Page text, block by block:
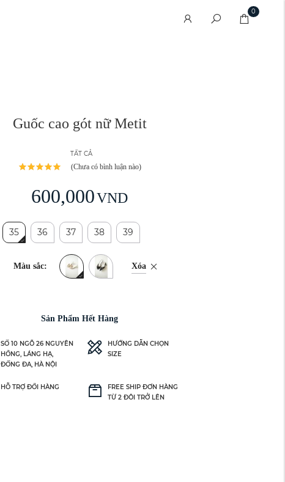
0
Guốc cao gót nữ Metit
TẤT CẢ
(Chưa có bình luận nào)
600,000VND
35 36 37 38 39
Màu sắc: Xóa
Sản Phẩm Hết Hàng
SỐ 10 NGÕ 26 NGUYÊN
HỒNG, LÁNG HẠ,
ĐỐNG ĐA, HÀ NỘI
HƯỚNG DẪN CHỌN
SIZE
HỖ TRỢ ĐỔI HÀNG
FREE SHIP ĐƠN HÀNG
TỪ 2 ĐÔI TRỞ LÊN